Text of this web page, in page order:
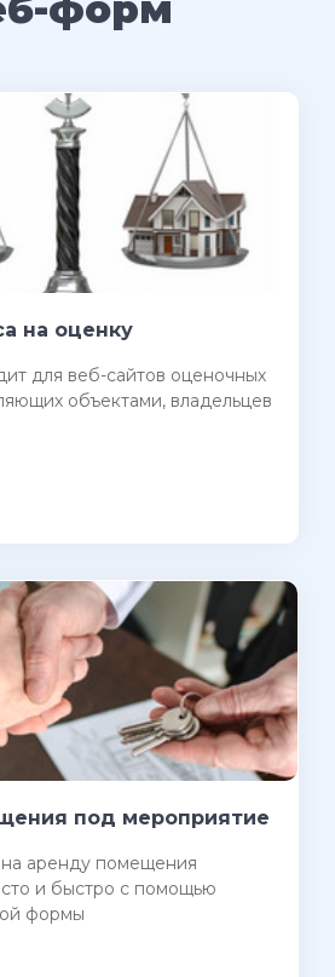
на оценку
для веб-сайтов оценочных
объектами, владельцев
под мероприятие
на аренду помещения
и быстро с помощью
формы